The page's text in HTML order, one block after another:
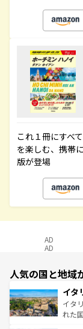
これ１冊にすべ
を楽しむ、携帯
版が登場
AD
AD
人気の国と地域
イタ
イタ
れた国